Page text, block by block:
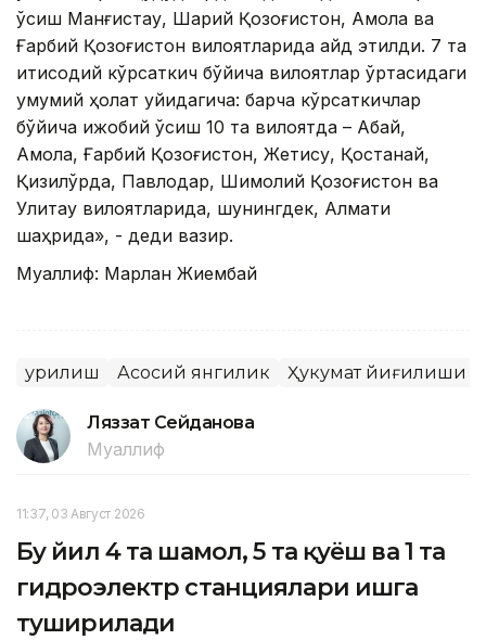
ўсиш Манғистау, Шарқий Қозоғистон, Ақмола ва
Ғарбий Қозоғистон вилоятларида қайд этилди. 7 та
иқтисодий кўрсаткич бўйича вилоятлар ўртасидаги
умумий ҳолат қуйидагича: барча кўрсаткичлар
бўйича ижобий ўсиш 10 та вилоятда – Абай,
Ақмола, Ғарбий Қозоғистон, Жетису, Қостанай,
Қизилўрда, Павлодар, Шимолий Қозоғистон ва
Улитау вилоятларида, шунингдек, Алмати
шаҳрида», - деди вазир.
Муаллиф: Марлан Жиембай
Қурилиш Асосий янгилик Ҳукумат йиғилиши
Ляззат Сейданова
Муаллиф
11:37, 03 Август 2026
Бу йил 4 та шамол, 5 та қуёш ва 1 та
гидроэлектр станциялари ишга
туширилади